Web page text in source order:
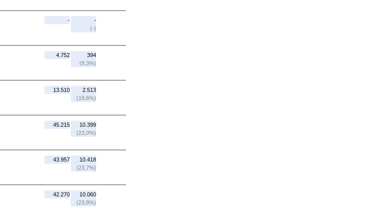
-
-
(-)
4.752
394
(8,3%)
13.510
2.513
(18,6%)
45.215
10.399
(23,0%)
43.957
10.418
(23,7%)
42.270
10.060
(23,8%)